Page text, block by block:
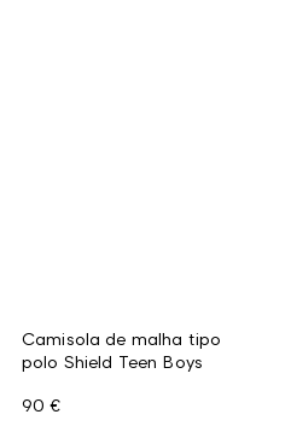
Camisola de malha tipo
polo Shield Teen Boys
90 €